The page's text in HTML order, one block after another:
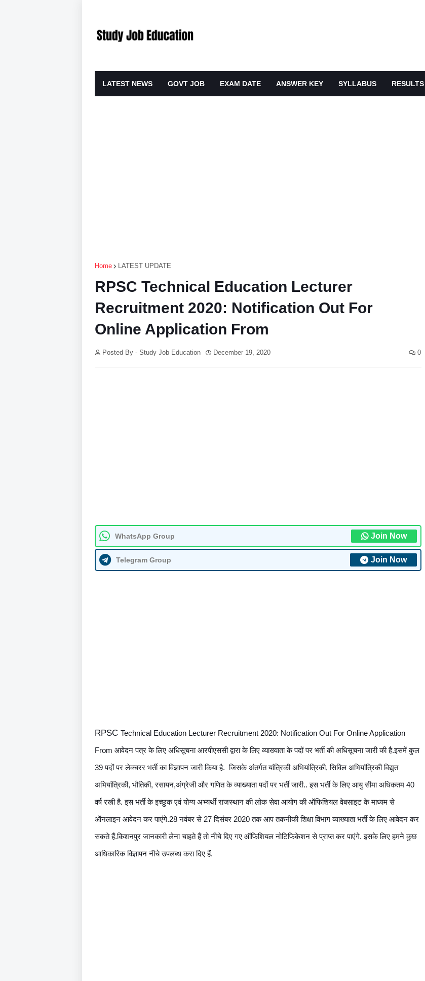
LATEST NEWS GOVT JOB EXAM DATE ANSWER KEY SYLLABUS RESULTS
Home LATEST UPDATE
RPSC Technical Education Lecturer
Recruitment 2020: Notification Out For
Online Application From
Posted By - Study Job Education December 19, 2020 0
WhatsApp Group Join Now
Telegram Group Join Now
RPSC Technical Education Lecturer Recruitment 2020: Notification Out For Online Application
From आवेदन पत्र के लिए अधिसूचना आरपीएससी द्वारा के लिए व्याख्याता के पदों पर भर्ती की अधिसूचना जारी की है.इसमें कुल
39 पदों पर लेक्चरर भर्ती का विज्ञापन जारी किया है.  जिसके अंतर्गत यांत्रिकी अभियांत्रिकी, सिविल अभियांत्रिकी विद्युत
अभियांत्रिकी, भौतिकी, रसायन,अंग्रेजी और गणित के व्याख्याता पदों पर भर्ती जारी.. इस भर्ती के लिए आयु सीमा अधिकतम 40
वर्ष रखी है. इस भर्ती के इच्छुक एवं योग्य अभ्यर्थी राजस्थान की लोक सेवा आयोग की ऑफिशियल वेबसाइट के माध्यम से
ऑनलाइन आवेदन कर पाएंगे.28 नवंबर से 27 दिसंबर 2020 तक आप तकनीकी शिक्षा विभाग व्याख्याता भर्ती के लिए आवेदन कर
सकते हैं.किशनपुर जानकारी लेना चाहते हैं तो नीचे दिए गए ऑफिशियल नोटिफिकेशन से प्राप्त कर पाएंगे. इसके लिए हमने कुछ
आधिकारिक विज्ञापन नीचे उपलब्ध करा दिए हैं.